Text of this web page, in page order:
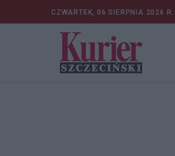
CZWARTEK, 06 SIERPNIA 2026 R.